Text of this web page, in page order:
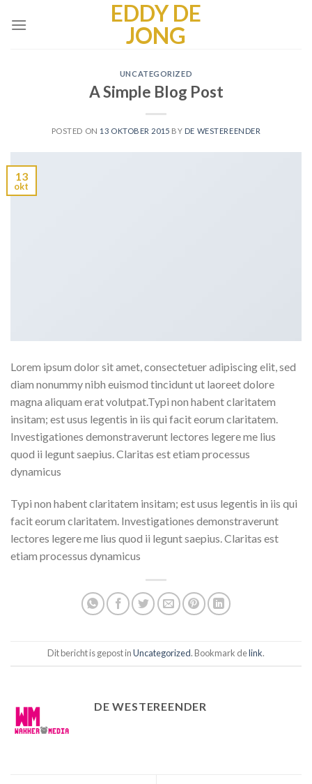
EDDY DE
JONG
UNCATEGORIZED
A Simple Blog Post
POSTED ON 13 OKTOBER 2015 BY DE WESTEREENDER
13
okt
Lorem ipsum dolor sit amet, consectetuer adipiscing elit, sed
diam nonummy nibh euismod tincidunt ut laoreet dolore
magna aliquam erat volutpat.Typi non habent claritatem
insitam; est usus legentis in iis qui facit eorum claritatem.
Investigationes demonstraverunt lectores legere me lius
quod ii legunt saepius. Claritas est etiam processus
dynamicus
Typi non habent claritatem insitam; est usus legentis in iis qui
facit eorum claritatem. Investigationes demonstraverunt
lectores legere me lius quod ii legunt saepius. Claritas est
etiam processus dynamicus
Dit bericht is gepost inUncategorized. Bookmark delink.
DE WESTEREENDER